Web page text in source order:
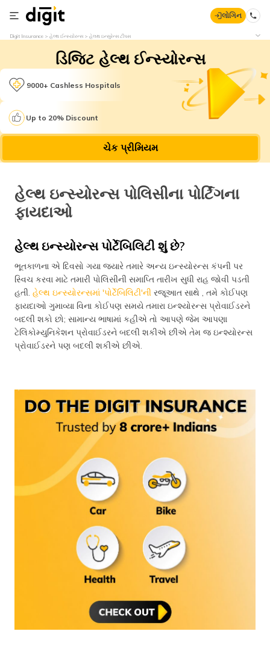
લોગિન
Digit Insurance હેલ્થ ઈન્સ્યોરન્સ હેલથ ઇન્સુરેન્સ ટીપસ
ડિજિટ હેલ્થ ઈન્સ્યોરન્સ
9000+ Cashless Hospitals
Up to 20% Discount
ચેક પ્રીમિયમ
હેલ્થ ઇન્સ્યોરન્સ પોલિસીના પોર્ટિંગના
ફાયદાઓ
હેલ્થ ઇન્સ્યોરન્સ પોર્ટેબિલિટી શું છે?
ભૂતકાળના એ દિવસો ગયા જ્યારે તમારે અન્ય ઇન્સ્યોરન્સ કંપની પર
સ્વિચ કરવા માટે તમારી પોલિસીની સમાપ્તિ તારીખ સુધી રાહ જોવી પડતી
હતી. હેલ્થ ઇન્સ્યોરન્સમાં 'પોર્ટેબિલિટી'ની રજૂઆત સાથે , તમે કોઈપણ
ફાયદાઓ ગુમાવ્યા વિના કોઈપણ સમયે તમારા ઇન્શ્યોરન્સ પ્રોવાઈડરને
બદલી શકો છો; સામાન્ય ભાષામાં કહીએ તો આપણે જેમ આપણા
ટેલિકોમ્યુનિકેશન પ્રોવાઈડરને બદલી શકીએ છીએ તેમ જ ઇન્શ્યોરન્સ
પ્રોવાઈડરને પણ બદલી શકીએ છીએ.